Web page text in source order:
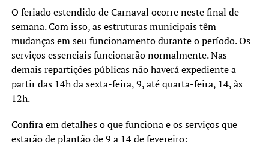
O feriado estendido de Carnaval ocorre neste final de
semana. Com isso, as estruturas municipais têm
mudanças em seu funcionamento durante o período. Os
serviços essenciais funcionarão normalmente. Nas
demais repartições públicas não haverá expediente a
partir das 14h da sexta-feira, 9, até quarta-feira, 14, às
12h.
Confira em detalhes o que funciona e os serviços que
estarão de plantão de 9 a 14 de fevereiro: